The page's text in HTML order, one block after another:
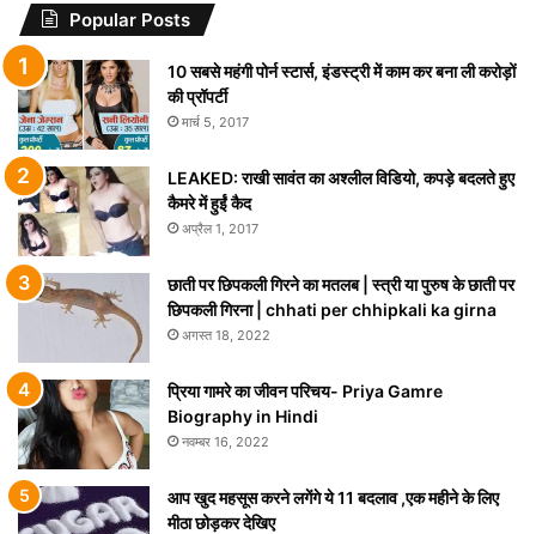
Popular Posts
10 सबसे महंगी पोर्न स्टार्स, इंडस्ट्री में काम कर बना ली करोड़ों
की प्रॉपर्टी
मार्च 5, 2017
LEAKED: राखी सावंत का अश्लील विडियो, कपड़े बदलते हुए
कैमरे में हुईं कैद
अप्रैल 1, 2017
छाती पर छिपकली गिरने का मतलब | स्त्री या पुरुष के छाती पर
छिपकली गिरना | chhati per chhipkali ka girna
अगस्त 18, 2022
प्रिया गामरे का जीवन परिचय- Priya Gamre
Biography in Hindi
नवम्बर 16, 2022
आप खुद महसूस करने लगेंगे ये 11 बदलाव ,एक महीने के लिए
मीठा छोड़कर देखिए